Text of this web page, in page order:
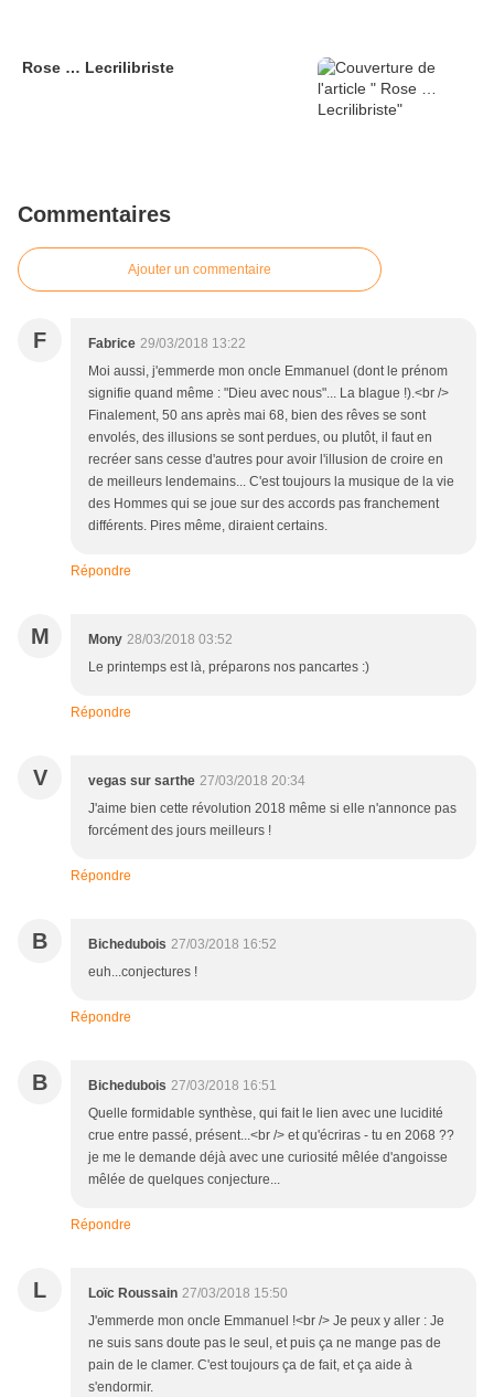
Rose … Lecrilibriste
Commentaires
Ajouter un commentaire
F Fabrice 29/03/2018 13:22
Moi aussi, j'emmerde mon oncle Emmanuel (dont le prénom
signifie quand même : "Dieu avec nous"... La blague !).<br />
Finalement, 50 ans après mai 68, bien des rêves se sont
envolés, des illusions se sont perdues, ou plutôt, il faut en
recréer sans cesse d'autres pour avoir l'illusion de croire en
de meilleurs lendemains... C'est toujours la musique de la vie
des Hommes qui se joue sur des accords pas franchement
différents. Pires même, diraient certains.
Répondre
M Mony 28/03/2018 03:52
Le printemps est là, préparons nos pancartes :)
Répondre
V vegas sur sarthe 27/03/2018 20:34
J'aime bien cette révolution 2018 même si elle n'annonce pas
forcément des jours meilleurs !
Répondre
B Bichedubois 27/03/2018 16:52
euh...conjectures !
Répondre
B Bichedubois 27/03/2018 16:51
Quelle formidable synthèse, qui fait le lien avec une lucidité
crue entre passé, présent...<br /> et qu'écriras - tu en 2068 ??
je me le demande déjà avec une curiosité mêlée d'angoisse
mêlée de quelques conjecture...
Répondre
L Loïc Roussain 27/03/2018 15:50
J'emmerde mon oncle Emmanuel !<br /> Je peux y aller : Je
ne suis sans doute pas le seul, et puis ça ne mange pas de
pain de le clamer. C'est toujours ça de fait, et ça aide à
s'endormir.